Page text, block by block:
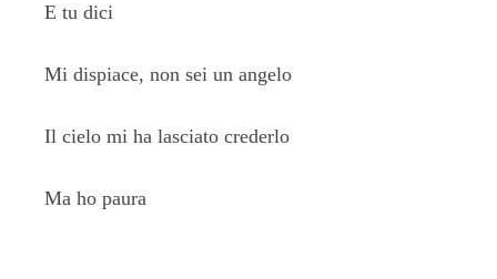
E tu dici
Mi dispiace, non sei un angelo
Il cielo mi ha lasciato crederlo
Ma ho paura